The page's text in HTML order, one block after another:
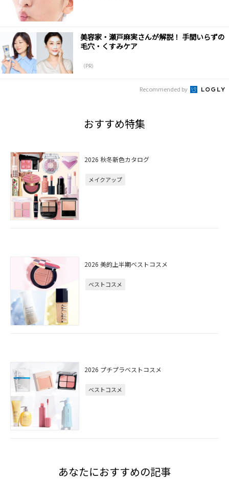
美容家・瀬戸麻実さんが解説！ 手間いらずの
毛穴・くすみケア
（PR）
Recommended by
おすすめ特集
2026 秋冬新色カタログ
メイクアップ
2026 美的上半期ベストコスメ
ベストコスメ
2026 プチプラベストコスメ
ベストコスメ
あなたにおすすめの記事